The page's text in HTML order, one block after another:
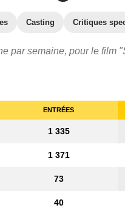
Casting Critiques
par semaine, pour le film
ENTRÉES
1 335
1 371
73
40